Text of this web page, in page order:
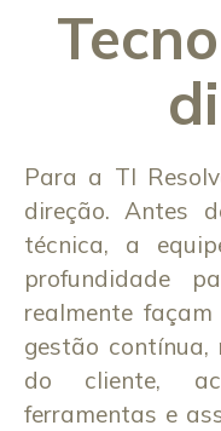
Para a TI
direção. Antes
técnica, a
profundidade
realmente
gestão
do cliente,
ferramentas e